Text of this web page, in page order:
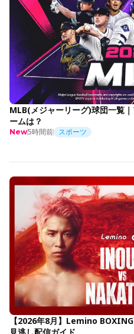
MLB(メジャーリーグ)球団一覧
ームは？
New5時間前 スポーツ
【2026年8月】Lemino